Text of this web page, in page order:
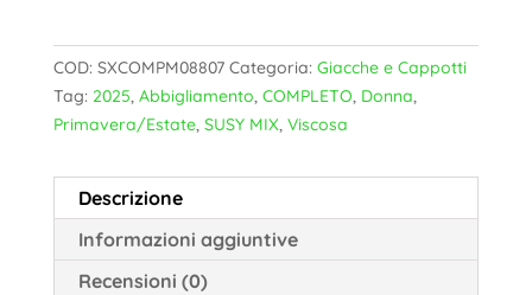
COD: SXCOMPM08807 Categoria: Giacche e Cappotti
Tag: 2025, Abbigliamento, COMPLETO, Donna,
Primavera/Estate, SUSY MIX, Viscosa
Descrizione
Informazioni aggiuntive
Recensioni (0)